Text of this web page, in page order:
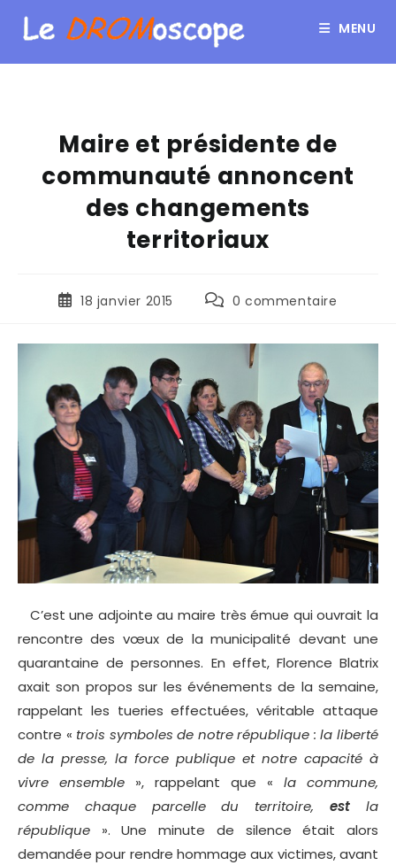
MENU
Maire et présidente de
communauté annoncent
des changements
territoriaux
18 janvier 2015 0 commentaire
C’est une adjointe au maire très émue qui ouvrait la
rencontre des vœux de la municipalité devant une
quarantaine de personnes. En effet, Florence Blatrix
axait son propos sur les événements de la semaine,
rappelant les tueries effectuées, véritable attaque
contre « trois symboles de notre république : la liberté
de la presse, la force publique et notre capacité à
vivre ensemble », rappelant que « la commune,
comme chaque parcelle du territoire,est la
république ». Une minute de silence était alors
demandée pour rendre hommage aux victimes, avant